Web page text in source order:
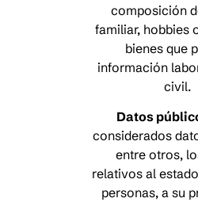
composición
familiar, hobbies
bienes que
información
civil.
Datos
considerados
entre otros,
relativos al
personas, a su